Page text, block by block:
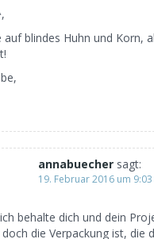
auf blindes Huhn und Korn,
annabuecher sagt:
19. Februar 2016 um
behalte dich und dein
die Verpackung ist, die